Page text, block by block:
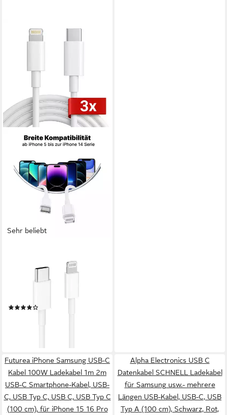
Sehr beliebt
bis zu 3x USB-C Lightning
iPhone Ladekabel 20W
Lightningkabel, USB-C,
Lightning, USB Typ C, für
(61)
Futurea iPhone Samsung USB-C
Kabel 100W Ladekabel 1m 2m
USB-C Smartphone-Kabel, USB-
C, USB Typ C, USB C, USB Typ C
(100 cm), für iPhone 15 16 Pro
Alpha Electronics USB C
Datenkabel SCHNELL Ladekabel
für Samsung usw.- mehrere
Längen USB-Kabel, USB-C, USB
Typ A (100 cm), Schwarz, Rot,